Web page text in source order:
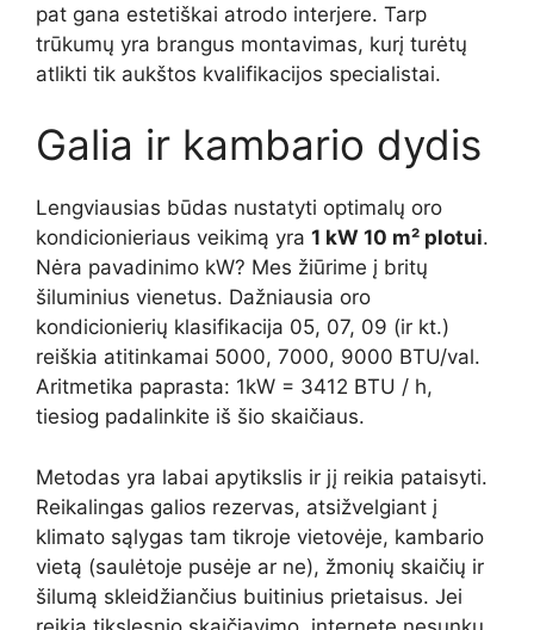
pat gana estetiškai atrodo interjere. Tarp
trūkumų yra brangus montavimas, kurį turėtų
atlikti tik aukštos kvalifikacijos specialistai.
Galia ir kambario dydis
Lengviausias būdas nustatyti optimalų oro
kondicionieriaus veikimą yra 1 kW 10 m² plotui.
Nėra pavadinimo kW? Mes žiūrime į britų
šiluminius vienetus. Dažniausia oro
kondicionierių klasifikacija 05, 07, 09 (ir kt.)
reiškia atitinkamai 5000, 7000, 9000 BTU/val.
Aritmetika paprasta: 1kW = 3412 BTU / h,
tiesiog padalinkite iš šio skaičiaus.
Metodas yra labai apytikslis ir jį reikia pataisyti.
Reikalingas galios rezervas, atsižvelgiant į
klimato sąlygas tam tikroje vietovėje, kambario
vietą (saulėtoje pusėje ar ne), žmonių skaičių ir
šilumą skleidžiančius buitinius prietaisus. Jei